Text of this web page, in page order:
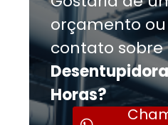
orçamento
contato sobre
Horas?